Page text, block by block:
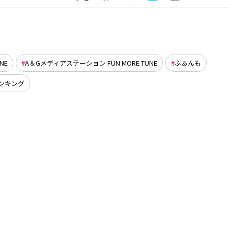
A＆Gメディアステーション FUN MORE TUNE ふぁんも
キング